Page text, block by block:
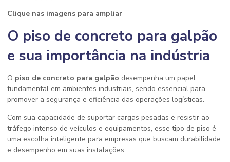
Clique nas imagens para ampliar
O piso de concreto para galpão
e sua importância na indústria
O piso de concreto para galpão desempenha um papel
fundamental em ambientes industriais, sendo essencial para
promover a segurança e eficiência das operações logísticas.
Com sua capacidade de suportar cargas pesadas e resistir ao
tráfego intenso de veículos e equipamentos, esse tipo de piso é
uma escolha inteligente para empresas que buscam durabilidade
e desempenho em suas instalações.